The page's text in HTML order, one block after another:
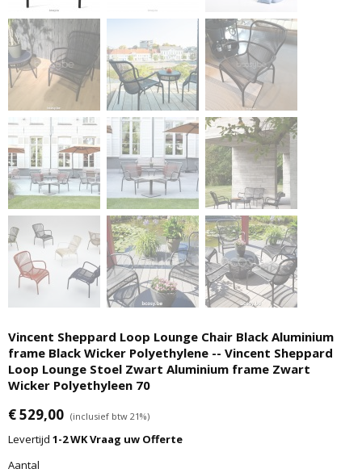
Vincent Sheppard Loop Lounge Chair Black Aluminium
frame Black Wicker Polyethylene -- Vincent Sheppard
Loop Lounge Stoel Zwart Aluminium frame Zwart
Wicker Polyethyleen 70
€ 529,00 (inclusief btw 21%)
Levertijd 1-2 WK Vraag uw Offerte
Aantal